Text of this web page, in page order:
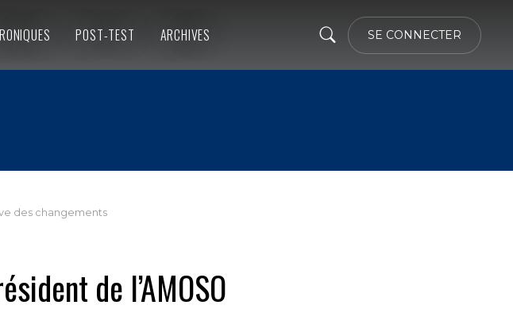
SE CONNECTER
POST-TEST ARCHIVES
des changements
de l’AMOSO